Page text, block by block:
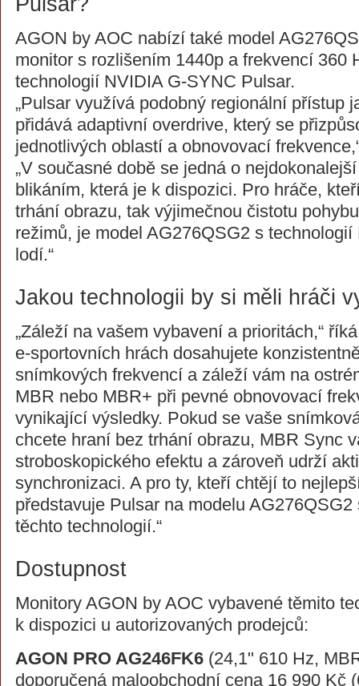
AGON by AOC nabízí také model
monitor s rozlišením 1440p a frekvencí 360
technologií NVIDIA G-SYNC Pulsar.
„Pulsar využívá podobný regionální přístup
přidává adaptivní overdrive, který se
jednotlivých oblastí a obnovovací
„V současné době se jedná o
blikáním, která je k dispozici. Pro hráče,
trhání obrazu, tak výjimečnou čistotu
režimů, je model AG276QSG2 s
lodí.“
Jakou technologii by si měli hráči
„Záleží na vašem vybavení a prioritách,“
e-sportovních hrách dosahujete
snímkových frekvencí a záleží vám na
MBR nebo MBR+ při pevné obnovovací
vynikající výsledky. Pokud se vaše
chcete hraní bez trhání obrazu, MBR Sync
stroboskopického efektu a zároveň udrží
synchronizaci. A pro ty, kteří chtějí to
představuje Pulsar na modelu
těchto technologií.“
Dostupnost
Monitory AGON by AOC vybavené těmito
k dispozici u autorizovaných prodejců:
AGON PRO AG246FK6 (24,1" 610 Hz,
doporučená maloobchodní cena 16 990 Kč